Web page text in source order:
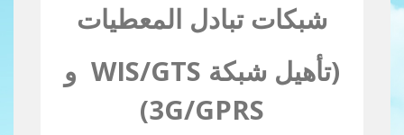
شبكات تبادل المعطيات
(تأهيل شبكة WIS/GTS و
3G/GPRS
)